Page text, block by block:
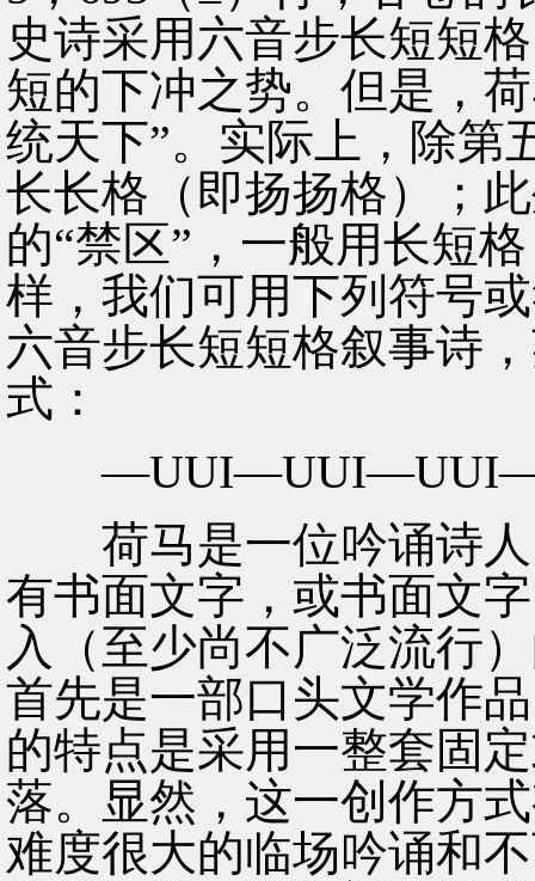
史诗采用六音步长短短
短的下冲之势。但是，
统天下”。实际上，除第
长长格（即扬扬格）；
的“禁区”，一般用长短
样，我们可用下列符号
六音步长短短格叙事诗
式：
荷马是一位吟诵诗人
有书面文字，或书面文
入（至少尚不广泛流行
首先是一部口头文学作
的特点是采用一整套固
落。显然，这一创作方
难度很大的临场吟诵和